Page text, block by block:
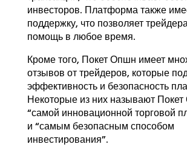
инвесторов. Платформа также
поддержку, что позволяет
помощь в любое время.
Кроме того, Покет Опшн имеет
отзывов от трейдеров, которые
эффективность и безопасность
Некоторые из них называют
“самой инновационной торговой
и “самым безопасным способом
инвестирования”.